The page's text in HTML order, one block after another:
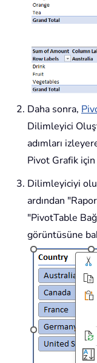
Daha sonra,
Dilimleyici
adımları
Pivot Grafik
Dilimleyiciyi
ardından
"PivotTable
görüntüsüne